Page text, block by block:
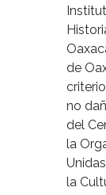
de
no
del
la
la